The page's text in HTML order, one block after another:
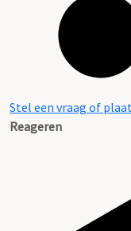
Stel een vraag of
Reageren